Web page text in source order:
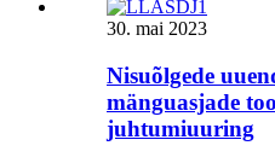
30. mai 2023
Nisuõlgede
mänguasjade
juhtumiuuring